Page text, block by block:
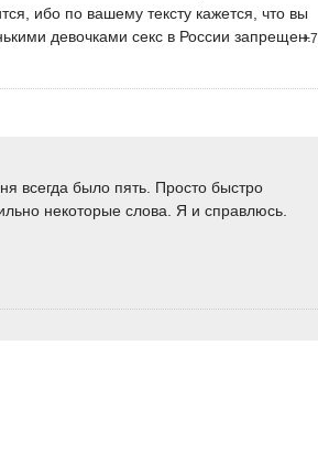
ибо по вашему тексту кажется, что вы
девочками секс в России запрещен.+7
всегда было пять. Просто быстро
некоторые слова. Я и справлюсь.